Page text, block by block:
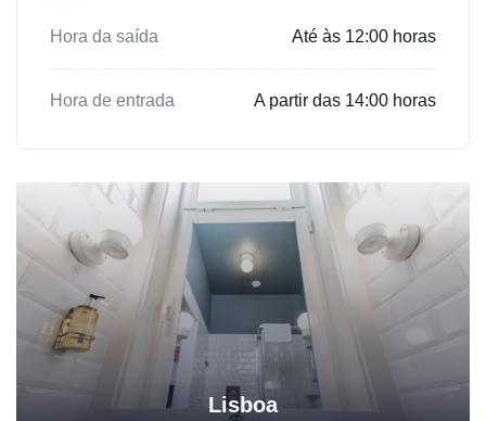
Hora da saída Até às 12:00 horas
Hora de entrada A partir das 14:00 horas
Lisboa